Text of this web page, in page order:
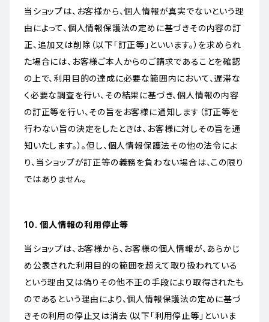
当ショップは、お客様から、個人情報が真実でないという理
由によって、個人情報保護法の定めに基づきその内容の訂
正、追加又は削除（以下「訂正等」といいます。）を求められ
た場合には、お客様ご本人からのご請求であることを確認
の上で、利用目的の達成に必要な範囲内において、遅滞な
く必要な調査を行い、その結果に基づき、個人情報の内容
の訂正等を行い、その旨をお客様に通知します（訂正等を
行わない旨の決定をしたときは、お客様に対しその旨を通
知いたします。）。但し、個人情報保護法その他の法令によ
り、当ショップが訂正等の義務を負わない場合は、この限り
ではありません。
10. 個人情報の利用停止等
当ショップは、お客様から、お客様の個人情報が、あらかじ
め公表された利用目的の範囲を超えて取り扱われている
という理由又は偽りその他不正の手段により取得されたも
のであるという理由により、個人情報保護法の定めに基づ
きその利用の停止又は消去（以下「利用停止等」といいま